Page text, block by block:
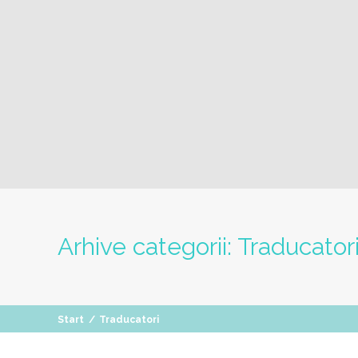
Arhive categorii:
Start / Traducatori